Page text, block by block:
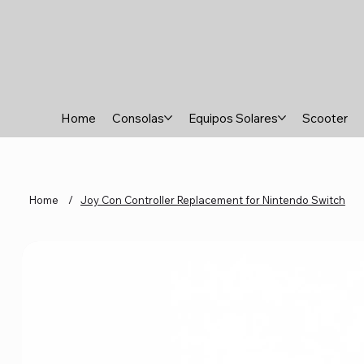
Home Consolas Equipos Solares Scooter
Home / Joy Con Controller Replacement for Nintendo Switch